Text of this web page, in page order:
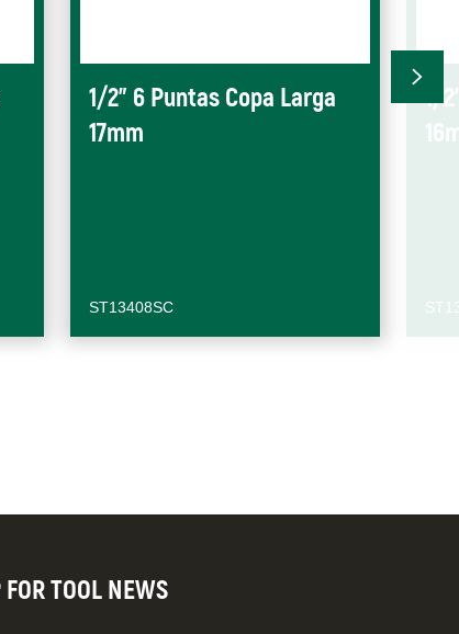
1/2" 6 Puntas Copa Larga
17mm
ST13408SC
1/
TOOL NEWS